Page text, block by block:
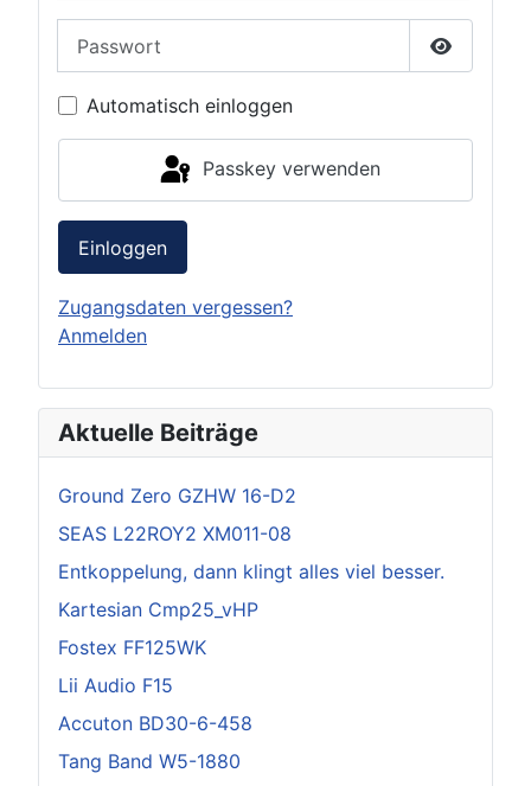
Passwort
Automatisch einloggen
Passkey verwenden
Einloggen
Zugangsdaten vergessen?
Anmelden
Aktuelle Beiträge
Ground Zero GZHW 16-D2
SEAS L22ROY2 XM011-08
Entkoppelung, dann klingt alles viel besser.
Kartesian Cmp25_vHP
Fostex FF125WK
Lii Audio F15
Accuton BD30-6-458
Tang Band W5-1880